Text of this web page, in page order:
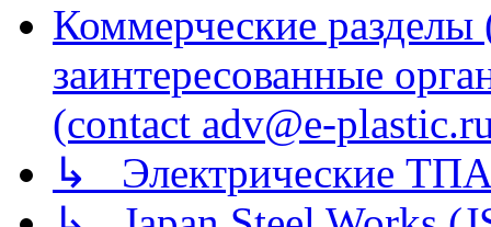
Коммерческие
заинтересованные
(contact adv@e-
↳ Электрические